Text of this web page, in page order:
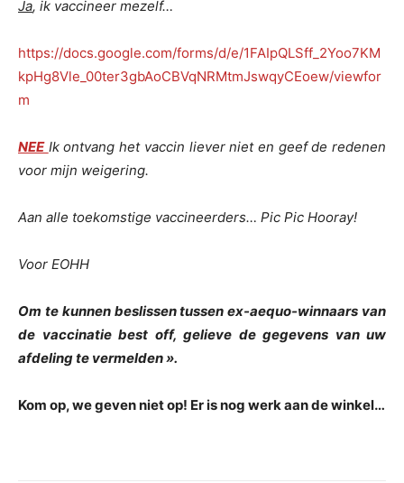
Ja, ik vaccineer mezelf…
https://docs.google.com/forms/d/e/1FAIpQLSff_2Yoo7KM
kpHg8Vle_00ter3gbAoCBVqNRMtmJswqyCEoew/viewfor
m
NEE Ik ontvang het vaccin liever niet en geef de redenen
voor mijn weigering.
Aan alle toekomstige vaccineerders… Pic Pic Hooray!
Voor EOHH
Om te kunnen beslissen tussen ex-aequo-winnaars van
de vaccinatie best off, gelieve de gegevens van uw
afdeling te vermelden ».
Kom op, we geven niet op! Er is nog werk aan de winkel…